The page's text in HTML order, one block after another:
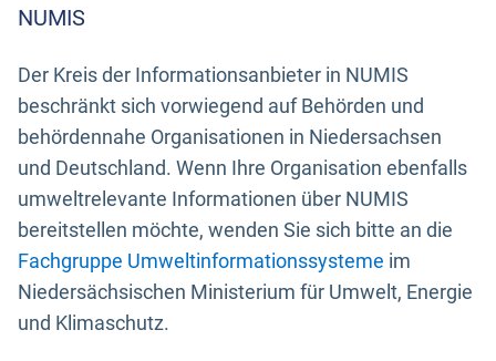
NUMIS
Der Kreis der Informationsanbieter in NUMIS
beschränkt sich vorwiegend auf Behörden und
behördennahe Organisationen in Niedersachsen
und Deutschland. Wenn Ihre Organisation ebenfalls
umweltrelevante Informationen über NUMIS
bereitstellen möchte, wenden Sie sich bitte an die
Fachgruppe Umweltinformationssysteme im
Niedersächsischen Ministerium für Umwelt, Energie
und Klimaschutz.